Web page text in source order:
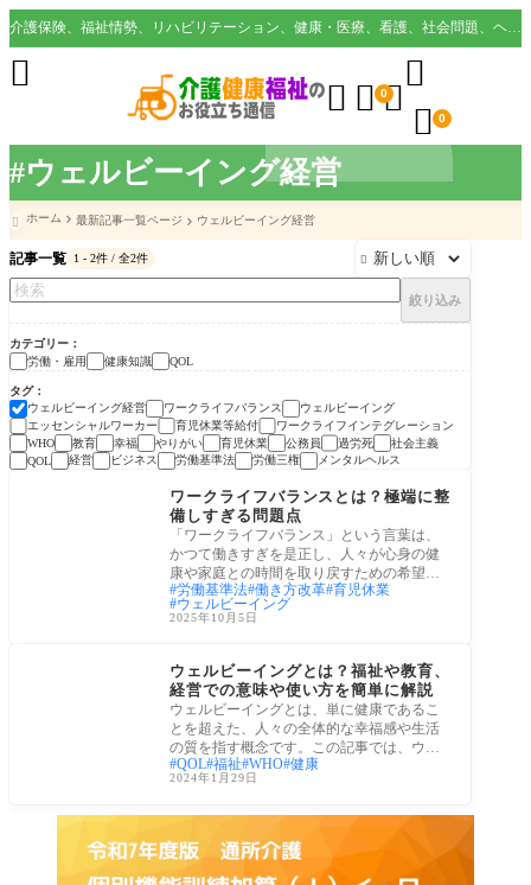
#ウェルビーイング経営
介護保険、福祉情勢、リハビリテーション、健康・医療、看護、社会問題、ヘルスケア業界など様々な切り口から役立つ情報を配信。
  0

 0

 ホーム 最新記事一覧ページ ウェルビーイング経営
記事一覧 1 - 2件 / 全2件 
絞り込み
カテゴリー
労働・雇用
健康知識 QOL
タグ
ウェルビーイング経営
ワークライフバランス
ウェルビーイング
エッセンシャルワーカー
育児休業等給付
ワークライフインテグレーション
WHO
教育 幸福 やりがい 育児休業 公務員 過労死
社会主義
QOL
経営 ビジネス 労働基準法 労働三権 メンタルヘルス
労働・雇用
ワークライフバランスとは？極端に整
備しすぎる問題点
「ワークライフバランス」という言葉は、
かつて働きすぎを是正し、人々が心身の健
康や家庭との時間を取り戻すための希望の
象徴と
労働基準法 働き方改革 育児休業
ウェルビーイング
2025年10月5日
ウェルビーイングとは？福祉や教育、
経営での意味や使い方を簡単に解説
ウェルビーイングとは、単に健康であるこ
とを超えた、人々の全体的な幸福感や生活
の質を指す概念です。この記事では、ウェ
ルビー
QOL 福祉 WHO 健康
2024年1月29日